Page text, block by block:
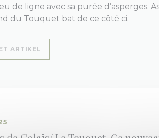
de ligne avec sa purée d’asperges.
du Touquet bat de ce côté ci.
ARTIKEL